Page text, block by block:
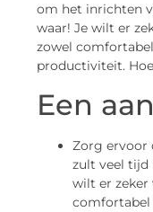
om het inrichten
waar! Je wilt er
zowel
productiviteit.
Een
Zorg ervoor
zult veel tijd
wilt er zeker
comfortabel